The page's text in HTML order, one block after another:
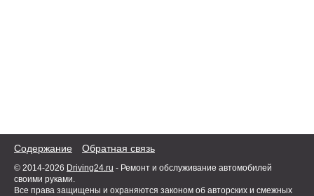
Содержание Обратная связь
© 2014-2026 Driving24.ru - Ремонт и обслуживание автомобилей
своими руками.
Все права защищены и охраняются законом об авторских и смежных